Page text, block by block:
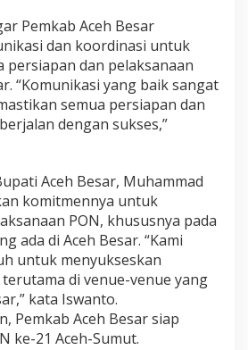
Pemkab Aceh Besar
dan koordinasi untuk
persiapan dan pelaksanaan
“Komunikasi yang baik sangat
semua persiapan dan
dengan sukses,”
Aceh Besar, Muhammad
komitmennya untuk
PON, khususnya pada
ada di Aceh Besar. “Kami
untuk menyukseskan
di venue-venue yang
kata Iswanto.
Pemkab Aceh Besar siap
ke-21 Aceh-Sumut.